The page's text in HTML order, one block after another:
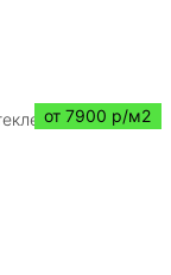
от 7900 р/м2